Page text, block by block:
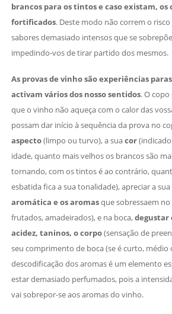
brancos para os tintos e caso existam,
fortificados. Deste modo não correm o
sabores demasiado intensos que se
impedindo-vos de tirar partido dos mesmos.
As provas de vinho são experiências
activam vários dos nosso sentidos. O copo
que o vinho não aqueça com o calor das
possam dar início à sequência da prova no
aspecto(limpo ou turvo), a suacor
idade, quanto mais velhos os brancos são
tornando, com os tintos é ao contrário,
esbatida fica a sua tonalidade), apreciar a sua
aromática e os aromasque sobressaem no
frutados, amadeirados), e na boca,degustar
acidez, taninos, o corpo(sensação de
seu comprimento de boca (se é curto, médio
descodificação dos aromas é um elemento
estar demasiado perfumados, pois a
vai sobrepor-se aos aromas do vinho.